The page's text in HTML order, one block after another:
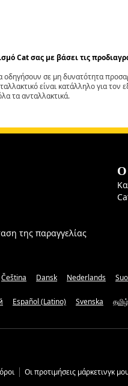
Cat σας με βάσει τις
σε μη δυνατότητα
είναι κατάλληλο για
τα ανταλλακτικά.
της παραγγελίας
Ο
Čeština Dansk Nederlands
Español (Latino) Svenska தமிழ்
Οι προτιμήσεις μάρκετινγκ